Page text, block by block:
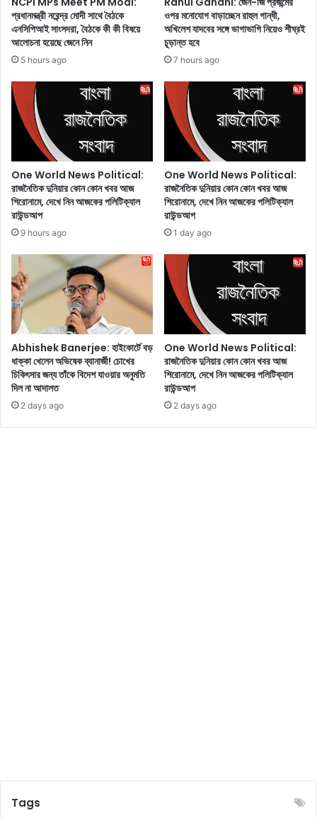
র্দা
য়
এ
ন
ব
স
ন্তে
য়া
,
এ
ই
আ
দে
খে
নি
ন
আ
জ
কে
র
বি
নো
i
n
g
:
ণ
না
লী
ঘা
টে
গু
রু
র্ণ
বৈ
ঠ
ক
সা
র
লে
ন
ম
ম
তা
প্রধানমন্ত্রী নরেন্দ্র মোদী সাথে বৈঠকে
এনসিপিআই সাংসদরা, বৈঠকে কী কী বিষয়ে
আলোচনা হয়েছে জেনে নিন
5 hours ago
ওপর মনোযোগ বাড়াচ্ছেন রাহুল গান্ধী,
অখিলেশ যাদবের সঙ্গে ভাগাভাগি নিয়েও শীঘ্রই
চূড়ান্ত হবে
7 hours ago
One World News Political:
রাজনৈতিক দুনিয়ার কোন কোন খবর আজ
শিরোনামে, দেখে নিন আজকের পলিটিক্যাল
রাউন্ডআপ
9 hours ago
One World News Political:
রাজনৈতিক দুনিয়ার কোন কোন খবর আজ
শিরোনামে, দেখে নিন আজকের পলিটিক্যাল
রাউন্ডআপ
1 day ago
Abhishek Banerjee: হাইকোর্টে বড়
ধাক্কা খেলেন অভিষেক ব্যানার্জী! চোখের
চিকিৎসার জন্য তাঁকে বিদেশ যাওয়ার অনুমতি
দিল না আদালত
2 days ago
One World News Political:
রাজনৈতিক দুনিয়ার কোন কোন খবর আজ
শিরোনামে, দেখে নিন আজকের পলিটিক্যাল
রাউন্ডআপ
2 days ago
Tags